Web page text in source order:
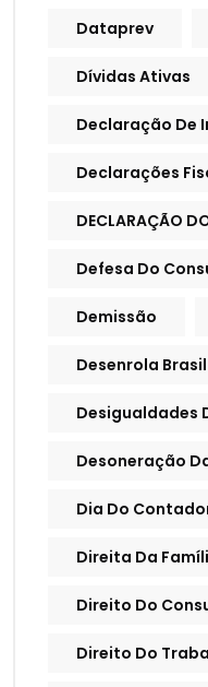
Dataprev
Dívidas Ativas
Declaração De
Declarações
DECLARAÇÃO
Defesa Do
Demissão
Desenrola Brasil
Desigualdades
Desoneração
Dia Do
Direita Da
Direito Do
Direito Do